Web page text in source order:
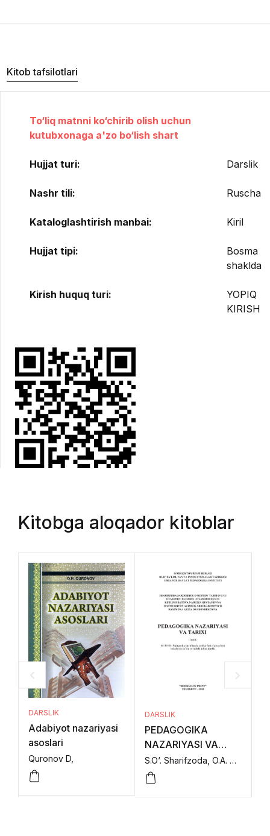
Kitob tafsilotlari
To‘liq matnni ko‘chirib olish uchun
kutubxonaga a'zo bo‘lish shart
Hujjat turi: Darslik
Nashr tili: Ruscha
Kataloglashtirish manbai: Kiril
Hujjat tipi:
Bosma
shaklda
Kirish huquq turi:
YOPIQ
KIRISH
Kitobga aloqador kitoblar
DARSLIK
Adabiyot nazariyasi
asoslari
Quronov D,
DARSLIK
PEDAGOGIKA
NAZARIYASI VA
TARIXI (I-qism)
S.O‘. Sharifzoda, O.A. Otajonov, N.R. Kutlimurotova, A.A. Matmurotov, A.D. Raximova.,